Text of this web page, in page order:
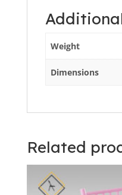
Weight
Dimensions
Related